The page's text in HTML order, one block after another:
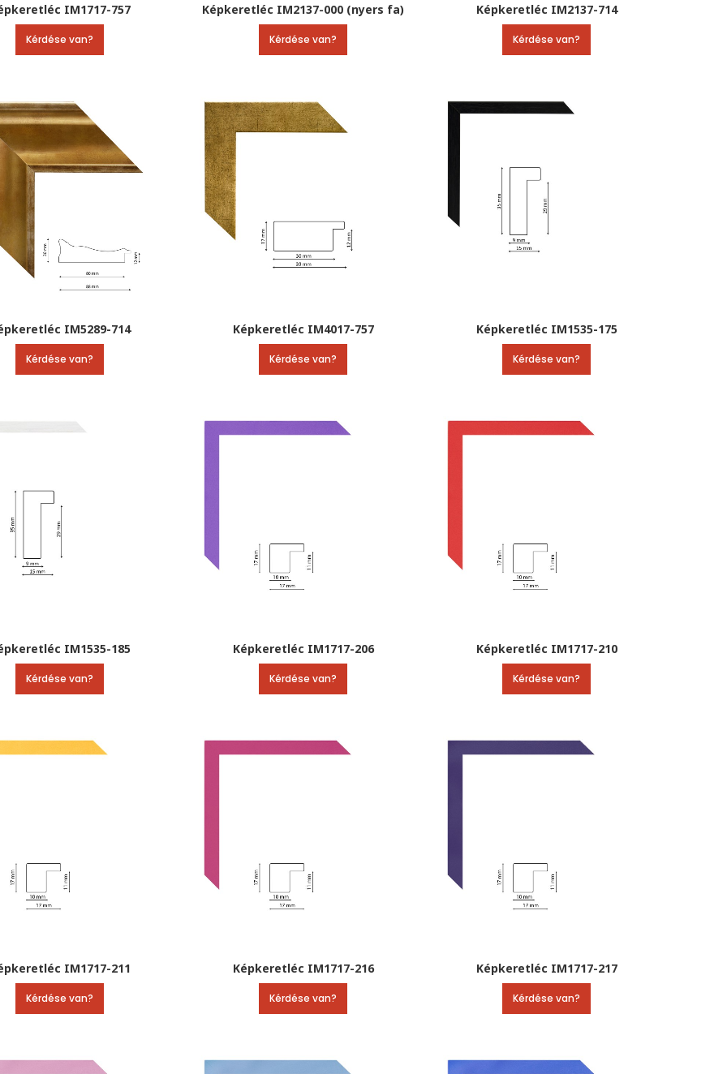
IM1717-757
Kérdése van?
Képkeretléc IM2137-000 (nyers fa)
Kérdése van?
Képkeretléc IM2137-714
Kérdése van?
IM5289-714
Kérdése van?
Képkeretléc IM4017-757
Kérdése van?
Képkeretléc IM1535-175
Kérdése van?
IM1535-185
Kérdése van?
Képkeretléc IM1717-206
Kérdése van?
Képkeretléc IM1717-210
Kérdése van?
IM1717-211
Kérdése van?
Képkeretléc IM1717-216
Kérdése van?
Képkeretléc IM1717-217
Kérdése van?